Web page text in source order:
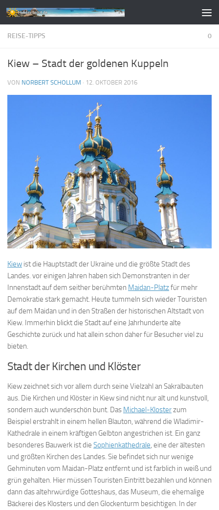
Zum Inhalt springen
REISE-TIPPS 0
Kiew – Stadt der goldenen Kuppeln
VON NORBERT SCHOLLUM · 12. OKTOBER 2016
Kiew ist die Hauptstadt der Ukraine und die größte Stadt des
Landes. vor einigen Jahren haben sich Demonstranten in der
Innenstadt auf dem seither berühmten Maidan-Platzfür mehr
Demokratie stark gemacht. Heute tummeln sich wieder Touristen
auf dem Maidan und in den Straßen der historischen Altstadt von
Kiew. Immerhin blickt die Stadt auf eine Jahrhunderte alte
Geschichte zurück und hat allein schon daher für Besucher viel zu
bieten.
Stadt der Kirchen und Klöster
Kiew zeichnet sich vor allem durch seine Vielzahl an Sakralbauten
aus. Die Kirchen und Klöster in Kiew sind nicht nur alt und kunstvoll,
sondern auch wunderschön bunt. Das Michael-Klosterzum
Beispiel erstrahlt in einem hellen Blauton, während die Wladimir-
Kathedrale in einem kräftigen Gelbton angestrichen ist. Ein ganz
besonderes Bauwerk ist die Sophienkathedrale , eine der ältesten
und größten Kirchen des Landes. Sie befindet sich nur wenige
Gehminuten vom Maidan-Platz entfernt und ist farblich in weiß und
grün gehalten. Hier müssen Touristen Eintritt bezahlen und können
dann das altehrwürdige Gotteshaus, das Museum, die ehemalige
Bäckerei des Klosters und den Glockenturm besichtigen. In der